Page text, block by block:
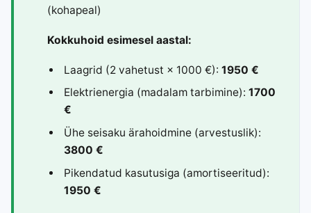
(kohapeal)
Kokkuhoid esimesel aastal:
Laagrid (2 vahetust × 1000 €):1950 €
Elektrienergia (madalam tarbimine):1700
€
Ühe seisaku ärahoidmine (arvestuslik):
3800 €
Pikendatud kasutusiga (amortiseeritud):
1950 €